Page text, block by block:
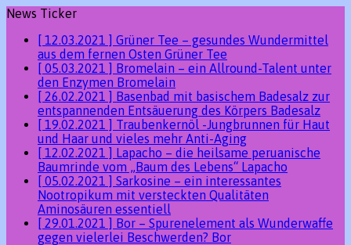
News Ticker
[ 12.03.2021 ] Grüner Tee – gesundes Wundermittel
aus dem fernen Osten Grüner Tee
[ 05.03.2021 ] Bromelain – ein Allround-Talent unter
den Enzymen Bromelain
[ 26.02.2021 ] Basenbad mit basischem Badesalz zur
entspannenden Entsäuerung des Körpers Badesalz
[ 19.02.2021 ] Traubenkernöl -Jungbrunnen für Haut
und Haar und vieles mehr Anti-Aging
[ 12.02.2021 ] Lapacho – die heilsame peruanische
Baumrinde vom „Baum des Lebens“ Lapacho
[ 05.02.2021 ] Sarkosine – ein interessantes
Nootropikum mit versteckten Qualitäten
Aminosäuren essentiell
[ 29.01.2021 ] Bor – Spurenelement als Wunderwaffe
gegen vielerlei Beschwerden? Bor